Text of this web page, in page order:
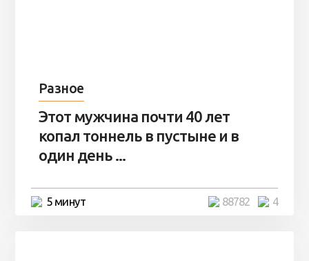
Разное
Этот мужчина почти 40 лет
копал тоннель в пустыне и в
один день ...
5 минут 4
88782